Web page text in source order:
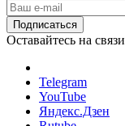
Оставайтесь на связи
Telegram
YouTube
Яндекс.Дзен